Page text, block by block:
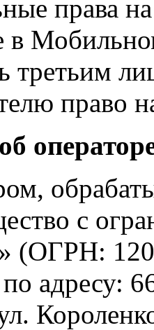
права
в
третьим
право
с
(ОГРН:
адресу: